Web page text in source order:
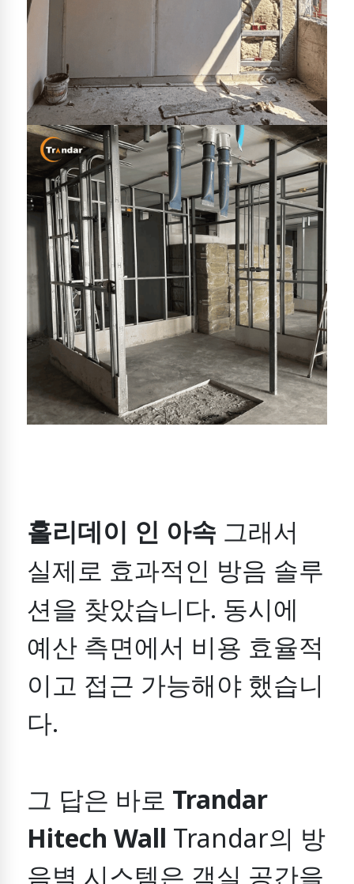
홀리데이 인 아속 그래서
실제로 효과적인 방음 솔루
션을 찾았습니다. 동시에
예산 측면에서 비용 효율적
이고 접근 가능해야 했습니
다.
그 답은 바로 Trandar
Hitech Wall Trandar의 방